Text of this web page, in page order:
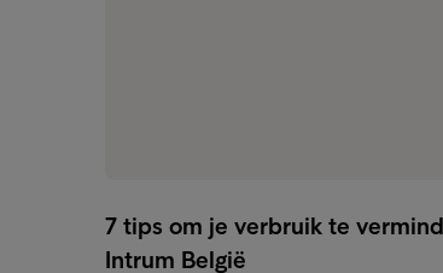
7 tips om je verbruik te
Intrum België